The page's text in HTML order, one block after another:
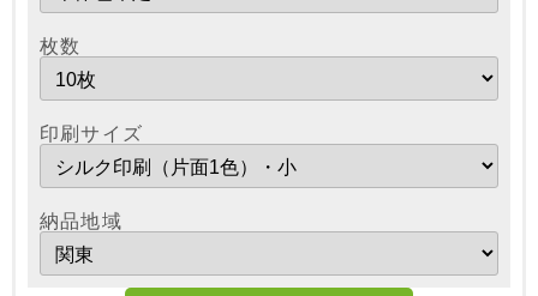
枚数
印刷サイズ
納品地域